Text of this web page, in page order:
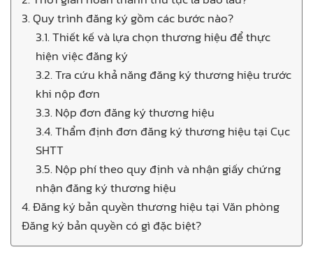
3. Quy trình đăng ký gồm các bước nào?
3.1. Thiết kế và lựa chọn thương hiệu để thực
hiện việc đăng ký
3.2. Tra cứu khả năng đăng ký thương hiệu trước
khi nộp đơn
3.3. Nộp đơn đăng ký thương hiệu
3.4. Thẩm định đơn đăng ký thương hiệu tại Cục
SHTT
3.5. Nộp phí theo quy định và nhận giấy chứng
nhận đăng ký thương hiệu
4. Đăng ký bản quyền thương hiệu tại Văn phòng
Đăng ký bản quyền có gì đặc biệt?